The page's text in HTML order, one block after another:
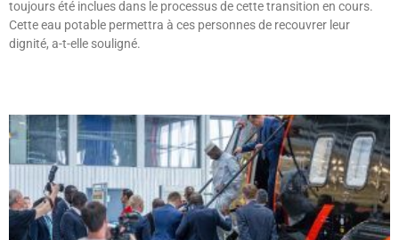
toujours été inclues dans le processus de cette transition en cours.
Cette eau potable permettra à ces personnes de recouvrer leur
dignité, a-t-elle souligné.